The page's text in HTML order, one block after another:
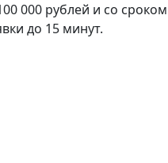
000 рублей и со
до 15 минут.